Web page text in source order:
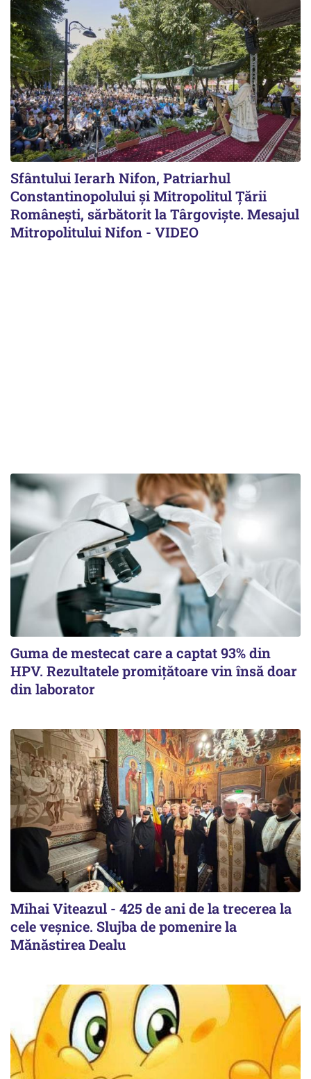
Sfântului Ierarh Nifon, Patriarhul
Constantinopolului și Mitropolitul Țării
Românești, sărbătorit la Târgoviște. Mesajul
Mitropolitului Nifon - VIDEO
Guma de mestecat care a captat 93% din
HPV. Rezultatele promițătoare vin însă doar
din laborator
Mihai Viteazul - 425 de ani de la trecerea la
cele veșnice. Slujba de pomenire la
Mănăstirea Dealu